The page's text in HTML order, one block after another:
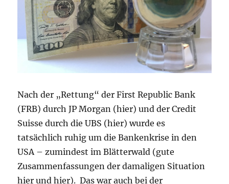
N26
Nach der „Rettung“ der First Republic Bank
(FRB) durch JP Morgan (hier) und der Credit
Suisse durch die UBS (hier) wurde es
tatsächlich ruhig um die Bankenkrise in den
USA – zumindest im Blätterwald (gute
Zusammenfassungen der damaligen Situation
hier und hier). Das war auch bei der